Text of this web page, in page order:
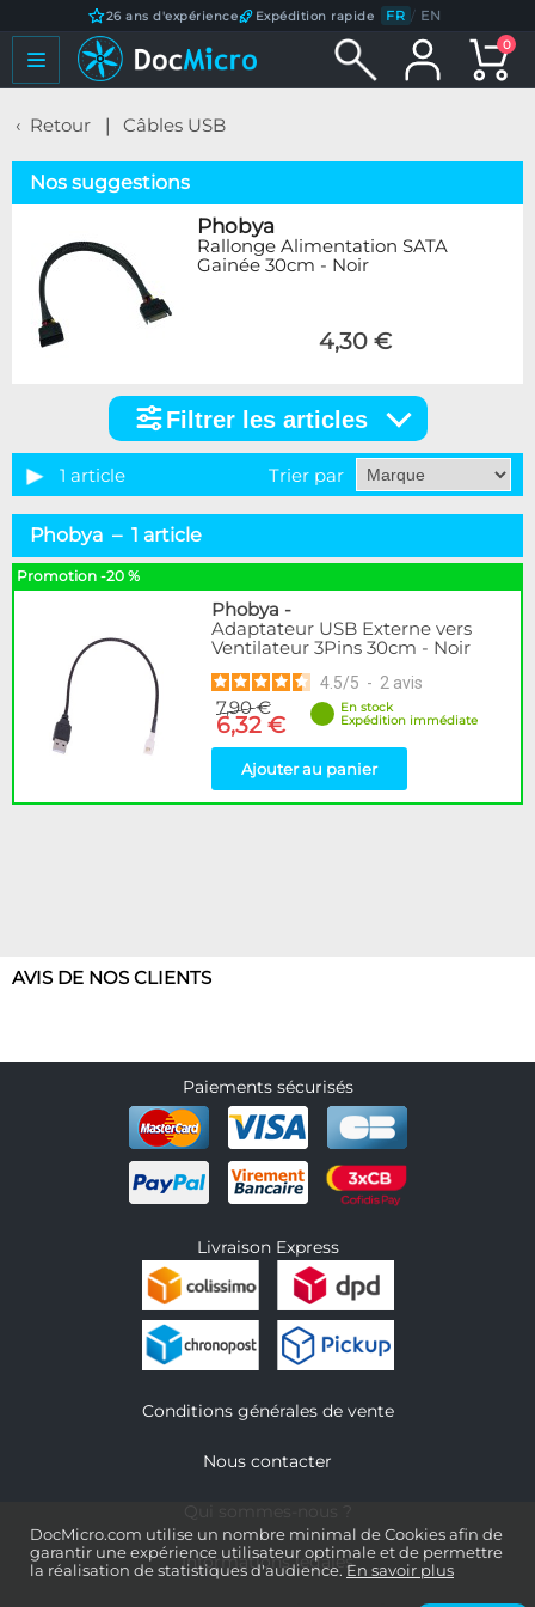
DocMicro.com utilise un nombre minimal de Cookies afin de
garantir une expérience utilisateur optimale et de permettre
la réalisation de statistiques d'audience. En savoir plus
26 ans d'expérience Expédition rapide FR / EN
0
Retour Câbles USB
Nos suggestions
Phobya
Rallonge Alimentation SATA
Gainée 30cm - Noir
4,30 €
articles
Catégorie
Adaptateurs & Convertisseurs
3
Phobya
1
Disponibilité / Promotions
Articles en stock
Filtrer les articles
1 article Trier par
Phobya – 1 article
Promotion -20 %
Phobya -
Adaptateur USB Externe vers
Ventilateur 3Pins 30cm - Noir
4.5/5 - 2 avis
7,90 €
6,32 €
En stock
Expédition immédiate
Ajouter au panier
AVIS DE NOS CLIENTS
Paiements sécurisés
Livraison Express
Conditions générales de vente
Nous contacter
Informations légales